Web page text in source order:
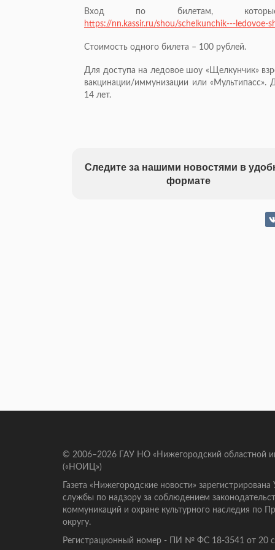
Вход по билетам,
https://nn.kassir.ru/shou/schelkunchik---ledovoe-
Стоимость одного билета – 100 рублей.
Для доступа на ледовое шоу «Щелкунчик»
вакцинации/иммунизации или
14 лет.
Следите за нашими новостями в
формате
© 2006–2026 ГАУ НО «Нижегородский областной
(«НОИЦ»)
Газета «Нижегородские новости»
службы по надзору за соблюдением
коммуникаций и охране культурного наследия по
округу.
Регистрационный номер - ПИ № ФС 18-3541 от 20